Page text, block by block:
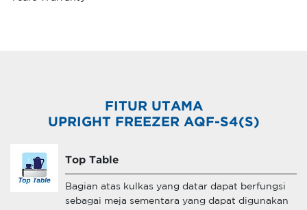
FITUR UTAMA
UPRIGHT FREEZER AQF-S4(S)
Top Table
Bagian atas kulkas yang datar dapat berfungsi
sebagai meja sementara yang dapat digunakan